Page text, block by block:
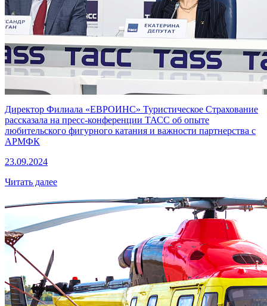
Директор Филиала «ЕВРОИНС» Туристическое Страхование
рассказала на пресс-конференции ТАСС об опыте
любительского фигурного катания и важности партнерства с
АРМФК
23.09.2024
Читать далее